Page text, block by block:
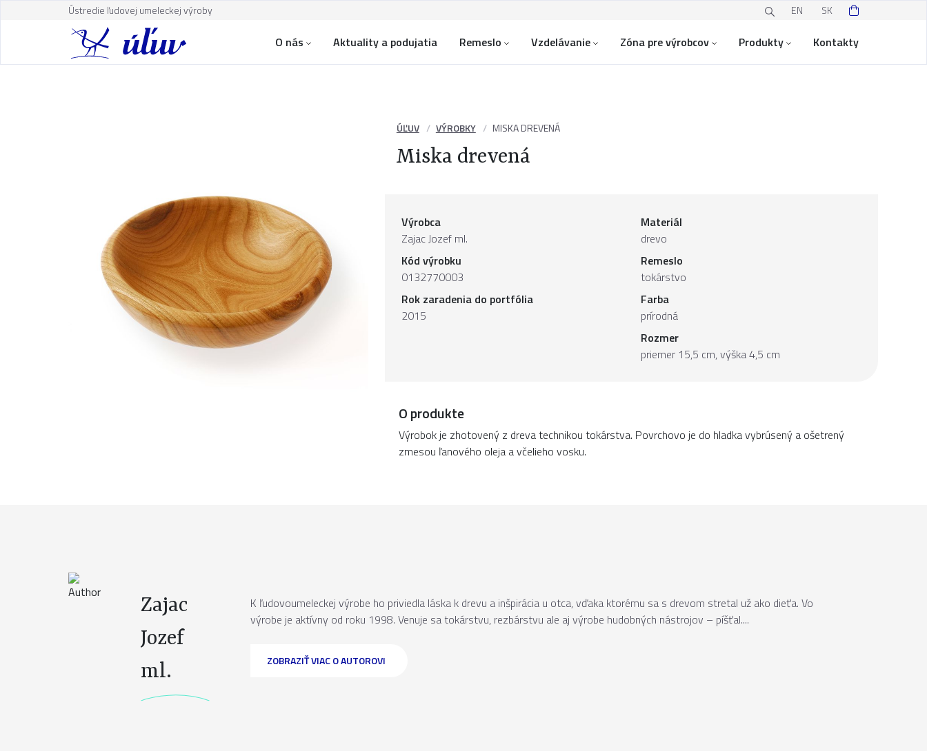
Ústredie ľudovej umeleckej výroby EN SK
O nás Aktuality a podujatia Remeslo Vzdelávanie Zóna pre výrobcov Produkty Kontakty
ÚĽUV VÝROBKY MISKA DREVENÁ
Miska drevená
Výrobca
Zajac Jozef ml.
Kód výrobku
0132770003
Rok zaradenia do portfólia
2015
Materiál
drevo
Remeslo
tokárstvo
Farba
prírodná
Rozmer
priemer 15,5 cm, výška 4,5 cm
O produkte
Výrobok je zhotovený z dreva technikou tokárstva. Povrchovo je do hladka vybrúsený a ošetrený
zmesou ľanového oleja a včelieho vosku.
Zajac
Jozef
ml.
K ľudovoumeleckej výrobe ho priviedla láska k drevu a inšpirácia u otca, vďaka ktorému sa s drevom stretal už ako dieťa. Vo
výrobe je aktívny od roku 1998. Venuje sa tokárstvu, rezbárstvu ale aj výrobe hudobných nástrojov – píšťal....
ZOBRAZIŤ VIAC O AUTOROVI